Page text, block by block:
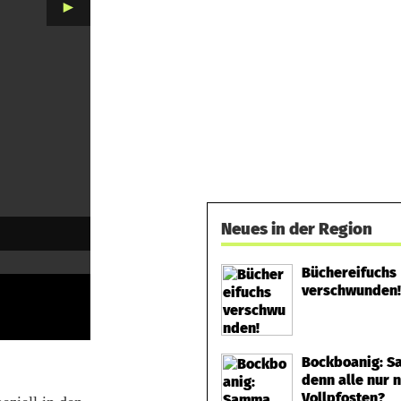
►
Neues in der Region
Büchereifuchs
verschwunden!
Bockboanig:
denn alle nur